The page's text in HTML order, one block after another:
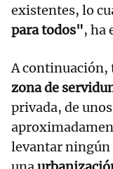
existentes, lo
para todos", ha
A continuación,
zona de
privada, de unos
levantar